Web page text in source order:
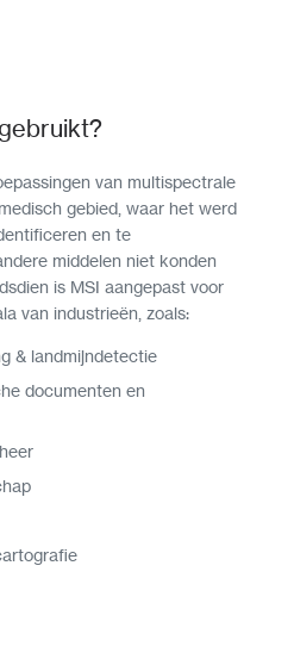
van multispectrale
gebied, waar het werd
en te
middelen niet konden
is MSI aangepast voor
van industrieën, zoals:
& landmijndetectie
documenten en